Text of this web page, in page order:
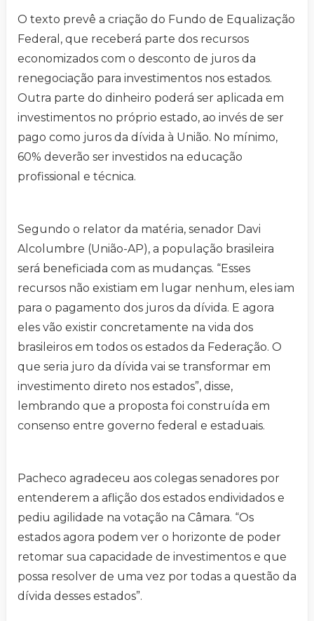
O texto prevê a criação do Fundo de Equalização
Federal, que receberá parte dos recursos
economizados com o desconto de juros da
renegociação para investimentos nos estados.
Outra parte do dinheiro poderá ser aplicada em
investimentos no próprio estado, ao invés de ser
pago como juros da dívida à União. No mínimo,
60% deverão ser investidos na educação
profissional e técnica.
Segundo o relator da matéria, senador Davi
Alcolumbre (União-AP), a população brasileira
será beneficiada com as mudanças. “Esses
recursos não existiam em lugar nenhum, eles iam
para o pagamento dos juros da dívida. E agora
eles vão existir concretamente na vida dos
brasileiros em todos os estados da Federação. O
que seria juro da dívida vai se transformar em
investimento direto nos estados”, disse,
lembrando que a proposta foi construída em
consenso entre governo federal e estaduais.
Pacheco agradeceu aos colegas senadores por
entenderem a aflição dos estados endividados e
pediu agilidade na votação na Câmara. “Os
estados agora podem ver o horizonte de poder
retomar sua capacidade de investimentos e que
possa resolver de uma vez por todas a questão da
dívida desses estados”.